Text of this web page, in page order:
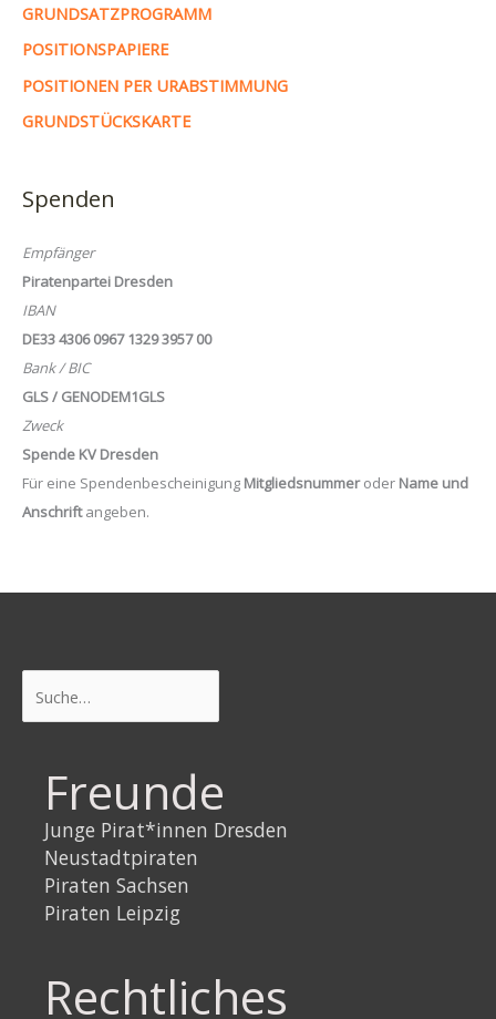
GRUNDSATZPROGRAMM
POSITIONSPAPIERE
POSITIONEN PER URABSTIMMUNG
GRUNDSTÜCKSKARTE
Spenden
Empfänger
Piratenpartei Dresden
IBAN
DE33 4306 0967 1329 3957 00
Bank / BIC
GLS / GENODEM1GLS
Zweck
Spende KV Dresden
Für eine Spendenbescheinigung Mitgliedsnummeroder Name und
Anschriftangeben.
Freunde
Junge Pirat*innen Dresden
Neustadtpiraten
Piraten Sachsen
Piraten Leipzig
Rechtliches